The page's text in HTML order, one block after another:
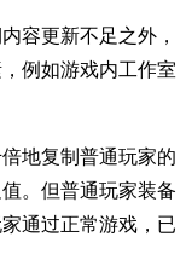
容更新不足之外，
例如游戏内工作室
地复制普通玩家的
。但普通玩家装备
通过正常游戏，已